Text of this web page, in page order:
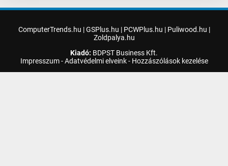
ComputerTrends.hu |GSPlus.hu | PCWPlus.hu | Puliwood.hu |
Zoldpalya.hu
Kiadó: BDPST Business Kft.
Impresszum-Adatvédelmi elveink- Hozzászólások kezelése